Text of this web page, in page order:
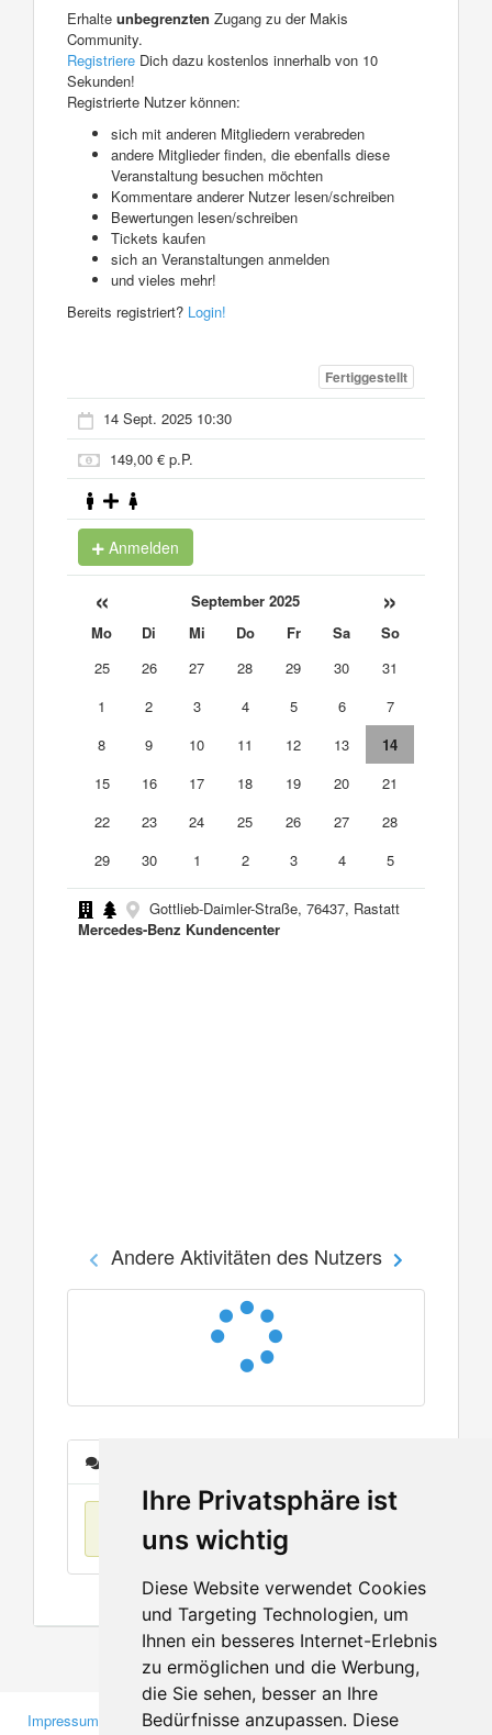
Ihre Privatsphäre ist
uns wichtig
Diese Website verwendet Cookies
und Targeting Technologien, um
Ihnen ein besseres Internet-Erlebnis
zu ermöglichen und die Werbung,
die Sie sehen, besser an Ihre
Bedürfnisse anzupassen. Diese
Erhalte unbegrenzten Zugang zu der Makis
Community.
Registriere Dich dazu kostenlos innerhalb von 10
Sekunden!
Registrierte Nutzer können:
sich mit anderen Mitgliedern verabreden
andere Mitglieder finden, die ebenfalls diese
Veranstaltung besuchen möchten
Kommentare anderer Nutzer lesen/schreiben
Bewertungen lesen/schreiben
Tickets kaufen
sich an Veranstaltungen anmelden
und vieles mehr!
Bereits registriert? Login!
Fertiggestellt
14 Sept. 2025 10:30
149,00 € p.P.
Anmelden
« September 2025 »
Mo Di Mi Do Fr Sa
So
25
26 27 28 29 30
31
1
2 3 4 5 6
7
8
9 10 11 12 13
14
15
16 17 18 19 20
21
22
23 24 25 26 27
28
29
30 1 2 3 4 5
Gottlieb-Daimler-Straße, 76437, Rastatt
Mercedes-Benz Kundencenter
Andere Aktivitäten des Nutzers
Keine Einträge
Impressum Gewerbetreibende